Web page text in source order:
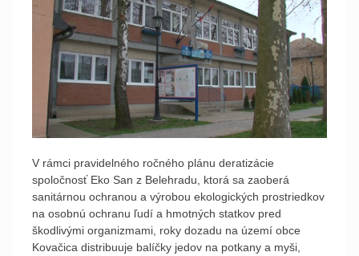
V rámci pravidelného ročného plánu deratizácie
spoločnosť Eko San z Belehradu, ktorá sa zaoberá
sanitárnou ochranou a výrobou ekologických prostriedkov
na osobnú ochranu ľudí a hmotných statkov pred
škodlivými organizmami, roky dozadu na území obce
Kovačica distribuuje balíčky jedov na potkany a myši,